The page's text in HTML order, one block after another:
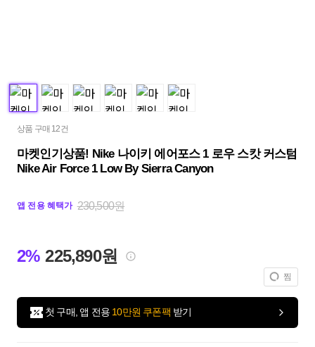
상품 구매 12건
마켓인기상품! Nike 나이키 에어포스 1 로우 스캇 커스텀
Nike Air Force 1 Low By Sierra Canyon
앱 전용 혜택가 230,500원
2% 225,890원
찜
첫 구매, 앱 전용 10만원 쿠폰팩 받기